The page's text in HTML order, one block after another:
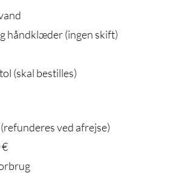
håndklæder (ingen skift)
(skal bestilles)
ved afrejse)